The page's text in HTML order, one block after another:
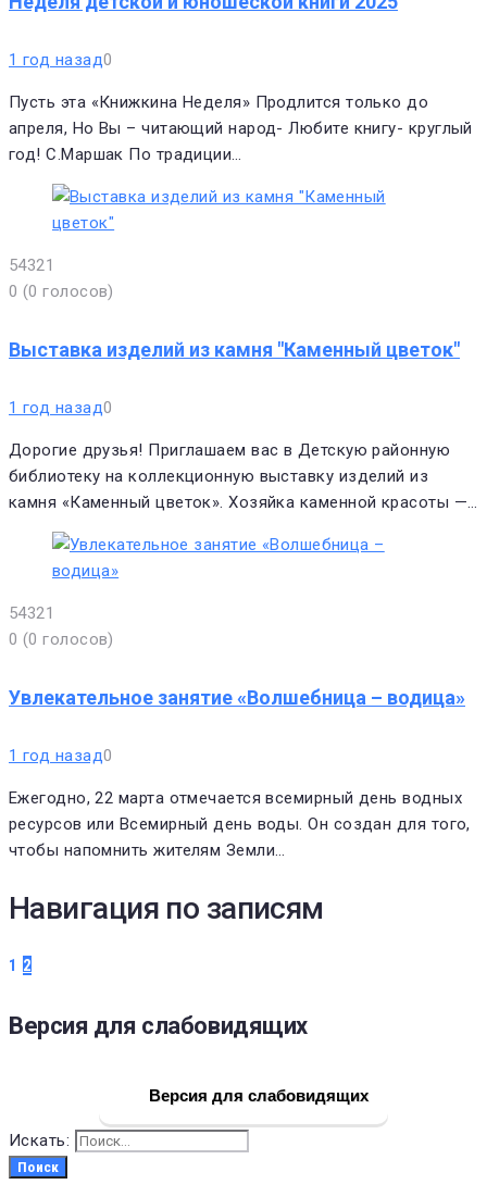
1 год назад0
Пусть эта «Книжкина Неделя» Продлится только до
апреля, Но Вы – читающий народ- Любите книгу- круглый
год! С.Маршак По традиции…
54321
0 (0 голосов)
Выставка изделий из камня "Каменный цветок"
1 год назад0
Дорогие друзья! Приглашаем вас в Детскую районную
библиотеку на коллекционную выставку изделий из
камня «Каменный цветок». Хозяйка каменной красоты —…
54321
0 (0 голосов)
Увлекательное занятие «Волшебница – водица»
1 год назад0
Ежегодно, 22 марта отмечается всемирный день водных
ресурсов или Всемирный день воды. Он создан для того,
чтобы напомнить жителям Земли…
Навигация по записям
1 2
Версия для слабовидящих
Версия для слабовидящих
Искать:
Поиск